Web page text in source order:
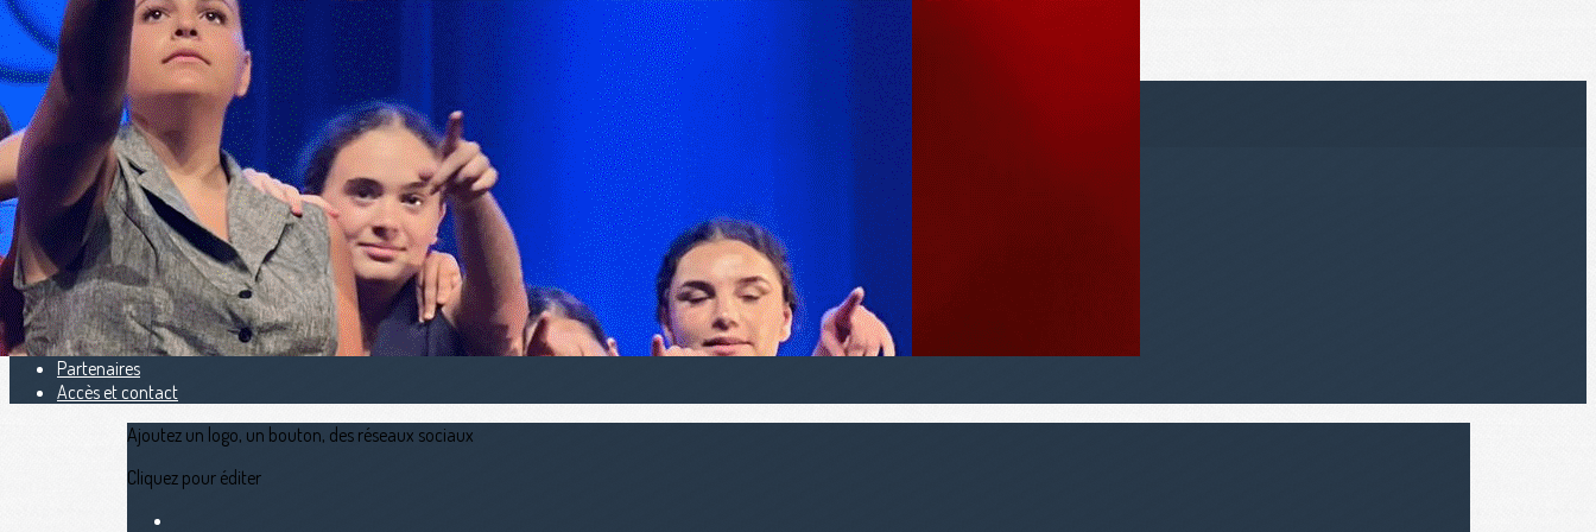
Exporter les lignes sélectionnées
Exporter toutes les colonnes
Exporter uniquement les colonnes affichées
Menu
<
>
DONS & MECENES
Horaires
Tarifs
L'équipe
Adhésions
Actualités
Partenaires
Accès et contact
Ajoutez un logo, un bouton, des réseaux sociaux
Cliquez pour éditer